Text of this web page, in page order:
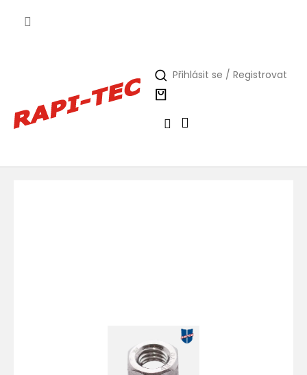
Přihlásit se / Registrovat